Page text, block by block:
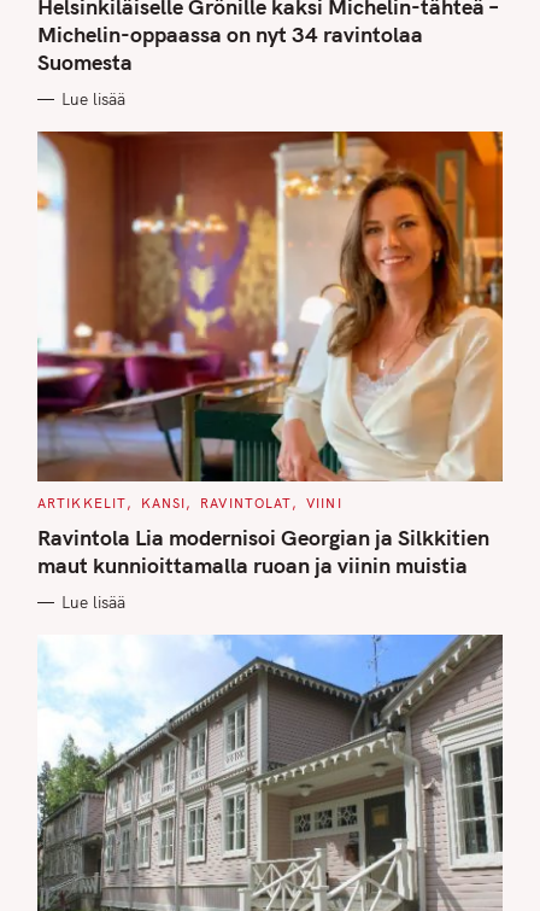
E
G
O
R
I
S
Helsinkiläiselle Grönille kaksi Michelin-tähteä –
Michelin-oppaassa on nyt 34 ravintolaa
Suomesta
Lue lisää
C
T
E
G
O
I
ARTIKKELIT KANSI RAVINTOLAT VIINI
Ravintola Lia modernisoi Georgian ja Silkkitien
maut kunnioittamalla ruoan ja viinin muistia
Lue lisää